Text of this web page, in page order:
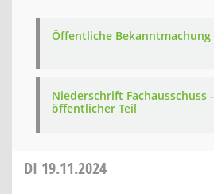
Öffentliche Bekanntmachung
Niederschrift Fachausschuss -
öffentlicher Teil
DI 19.11.2024